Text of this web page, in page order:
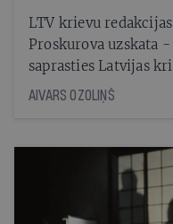
LTV krievu
Proskurova uzskata
saprasties Latvijas
AIVARS OZOLIŅŠ